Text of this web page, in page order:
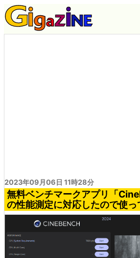
2023年09月06日 11時28分
無料ベンチマークアプリ「
の性能測定に対応したので使っ